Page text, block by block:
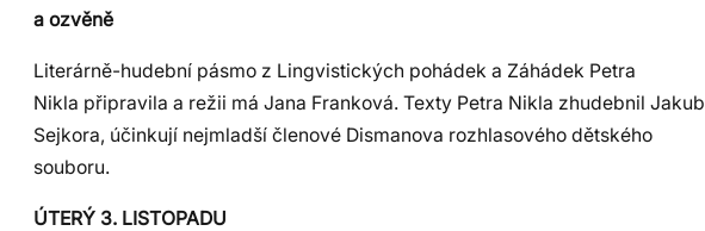
a ozvěně
Literárně-hudební pásmo z Lingvistických pohádek a Záhádek Petra
Nikla připravila a režii má Jana Franková. Texty Petra Nikla zhudebnil Jakub
Sejkora, účinkují nejmladší členové Dismanova rozhlasového dětského
souboru.
ÚTERÝ 3. LISTOPADU